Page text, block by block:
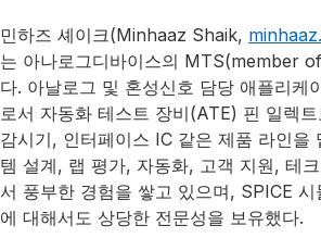
민하즈 셰이크(Minhaaz Shaik,
는 아나로그디바이스의 MTS(member
다. 아날로그 및 혼성신호 담당 애플리케
로서 자동화 테스트 장비(ATE) 핀 일렉
감시기, 인터페이스 IC 같은 제품 라인을
템 설계, 랩 평가, 자동화, 고객 지원, 테
서 풍부한 경험을 쌓고 있으며, SPICE 시
에 대해서도 상당한 전문성을 보유했다.